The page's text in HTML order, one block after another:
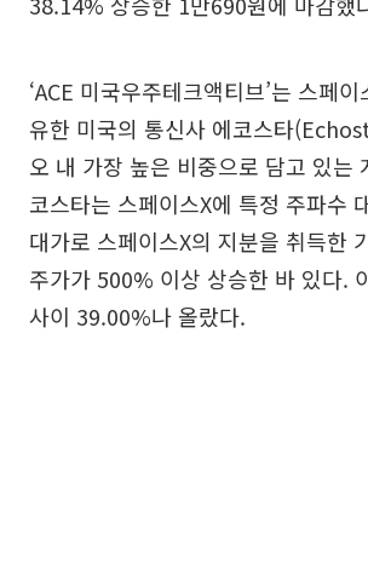
‘ACE 미국우주테크액티브’는 스페
유한 미국의 통신사 에코스타
오 내 가장 높은 비중으로 담고 있는
코스타는 스페이스X에 특정 주파수
대가로 스페이스X의 지분을 취득한
주가가 500% 이상 상승한 바 있다.
사이 39.00%나 올랐다.